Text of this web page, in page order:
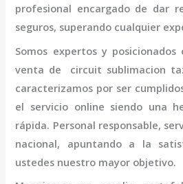
profesional encargado de dar
seguros, superando cualquier
Somos expertos y
venta de circuit sublimacion
caracterizamos por ser
el servicio online siendo una
rápida. Personal responsable,
nacional, apuntando a la
ustedes nuestro mayor objetivo.